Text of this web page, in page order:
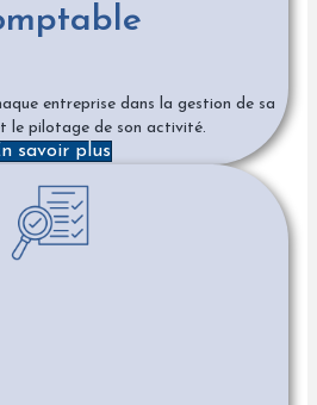
entreprise dans la gestion de sa
le pilotage de son activité.
savoir plus